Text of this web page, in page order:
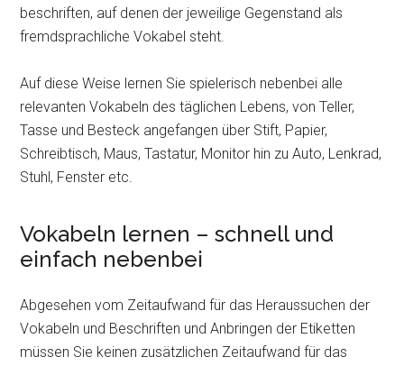
beschriften, auf denen der jeweilige Gegenstand als
fremdsprachliche Vokabel steht.
Auf diese Weise lernen Sie spielerisch nebenbei alle
relevanten Vokabeln des täglichen Lebens, von Teller,
Tasse und Besteck angefangen über Stift, Papier,
Schreibtisch, Maus, Tastatur, Monitor hin zu Auto, Lenkrad,
Stuhl, Fenster etc.
Vokabeln lernen – schnell und
einfach nebenbei
Abgesehen vom Zeitaufwand für das Heraussuchen der
Vokabeln und Beschriften und Anbringen der Etiketten
müssen Sie keinen zusätzlichen Zeitaufwand für das